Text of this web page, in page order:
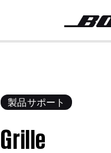
製品サポート
Grille